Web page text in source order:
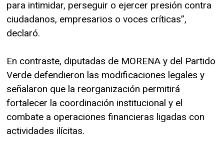
para intimidar, perseguir o ejercer presión contra
ciudadanos, empresarios o voces críticas”,
declaró.
En contraste, diputadas de MORENA y del Partido
Verde defendieron las modificaciones legales y
señalaron que la reorganización permitirá
fortalecer la coordinación institucional y el
combate a operaciones financieras ligadas con
actividades ilícitas.